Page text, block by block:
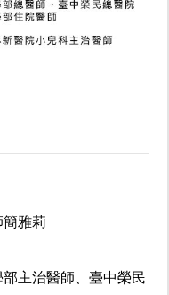
雅莉
部主治醫師、臺中榮民